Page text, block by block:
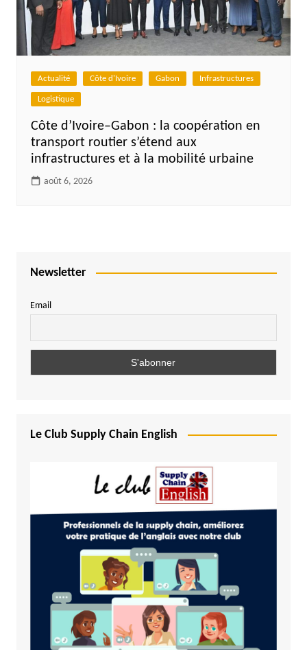
Actualité Côte d'Ivoire Gabon Infrastructures
Logistique
Côte d’Ivoire–Gabon : la coopération en
transport routier s’étend aux
infrastructures et à la mobilité urbaine
août 6, 2026
Newsletter
Email
Le Club Supply Chain English